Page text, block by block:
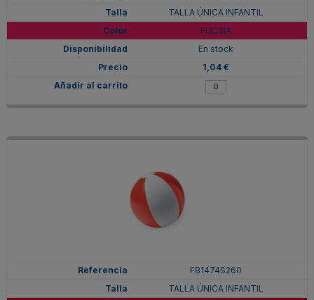
TALLA ÚNICA INFANTIL
FUCSIA
En stock
1,04 €
FB1474S260
TALLA ÚNICA INFANTIL